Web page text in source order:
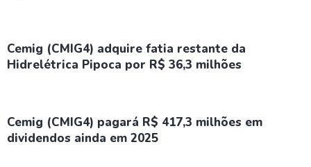
Cemig (CMIG4) adquire fatia restante da
Hidrelétrica Pipoca por R$ 36,3 milhões
Cemig (CMIG4) pagará R$ 417,3 milhões em
dividendos ainda em 2025